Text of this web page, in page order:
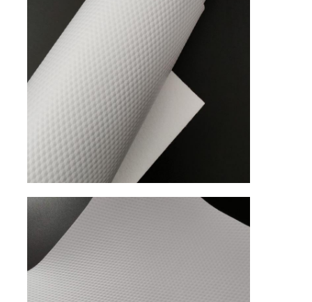
Sobre Nós
Visita à fábrica
Controle de Qualidade
Contacte-nos
Notícias
Casos
Material do Sofá de Couro